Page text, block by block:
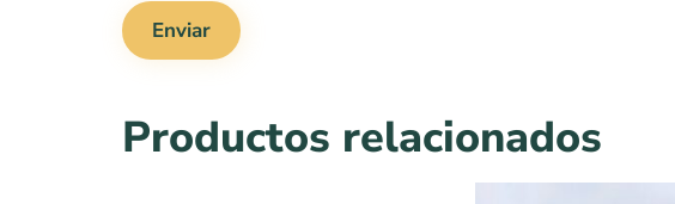
Productos relacionados